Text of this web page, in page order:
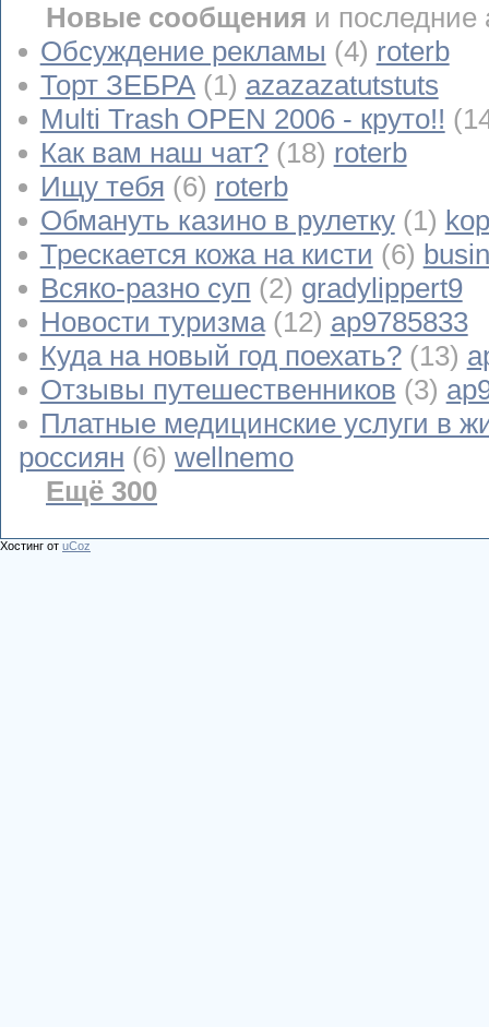
Новые сообщения и последние
Обсуждение рекламы (4) roterb
Торт ЗЕБРА (1) azazazatutstuts
Multi Trash OPEN 2006 - круто!!
Как вам наш чат? (18) roterb
Ищу тебя (6) roterb
Обмануть казино в рулетку (1)
Трескается кожа на кисти (6)
Всяко-разно суп (2) gradylippert9
Новости туризма (12) ap9785833
Куда на новый год поехать? (13)
Отзывы путешественников (3)
Платные медицинские услуги в
россиян (6) wellnemo
Ещё 300
Хостинг от uCoz